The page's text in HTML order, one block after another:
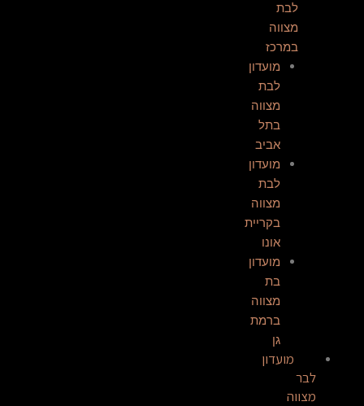
לבת
מצווה
במרכז
מועדון
לבת
מצווה
בתל
אביב
מועדון
לבת
מצווה
בקריית
אונו
מועדון
בת
מצווה
ברמת
גן
מועדון
לבר
מצווה